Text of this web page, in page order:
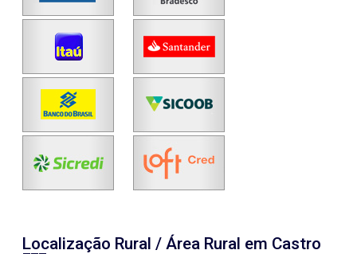
Localização Rural / Área Rural em Castro